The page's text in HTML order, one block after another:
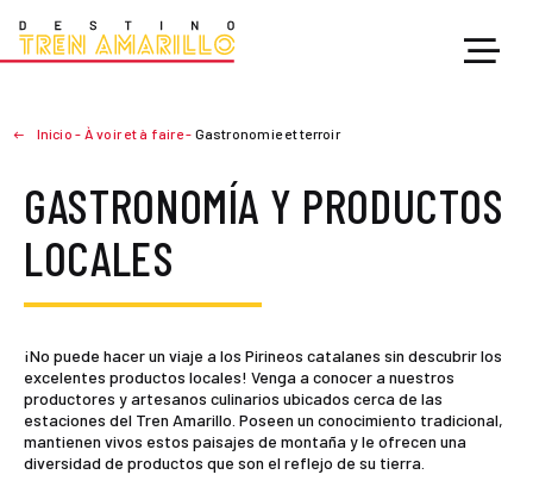
Inicio - À voir et à faire- Gastronomie et terroir
GASTRONOMÍA Y PRODUCTOS
LOCALES
¡No puede hacer un viaje a los Pirineos catalanes sin descubrir los
excelentes productos locales! Venga a conocer a nuestros
productores y artesanos culinarios ubicados cerca de las
estaciones del Tren Amarillo. Poseen un conocimiento tradicional,
mantienen vivos estos paisajes de montaña y le ofrecen una
diversidad de productos que son el reflejo de su tierra.